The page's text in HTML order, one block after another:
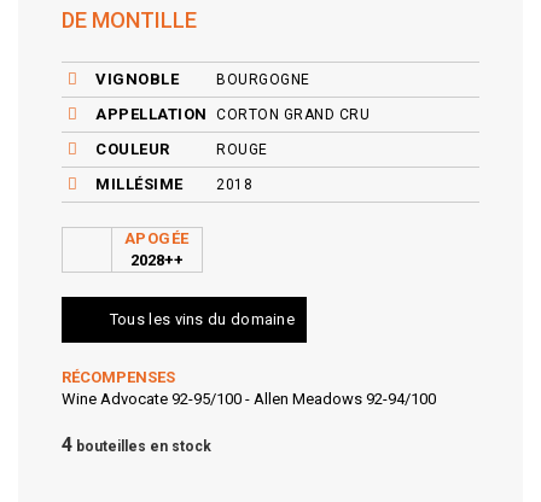
DE MONTILLE
VIGNOBLE BOURGOGNE
APPELLATION CORTON GRAND CRU
COULEUR ROUGE
MILLÉSIME 2018
APOGÉE
2028++
Tous les vins du domaine
RÉCOMPENSES
Wine Advocate 92-95/100 - Allen Meadows 92-94/100
4 bouteilles en stock